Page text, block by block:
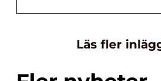
Läs fler